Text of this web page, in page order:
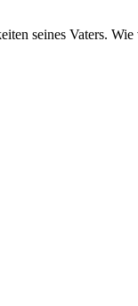
seines Vaters.